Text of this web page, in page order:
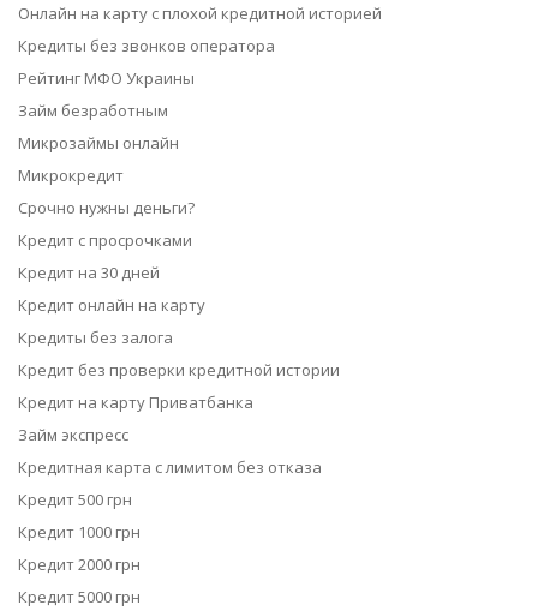
Онлайн на карту с плохой кредитной историей
Кредиты без звонков оператора
Рейтинг МФО Украины
Займ безработным
Микрозаймы онлайн
Микрокредит
Срочно нужны деньги?
Кредит с просрочками
Кредит на 30 дней
Кредит онлайн на карту
Кредиты без залога
Кредит без проверки кредитной истории
Кредит на карту Приватбанка
Займ экспресс
Кредитная карта с лимитом без отказа
Кредит 500 грн
Кредит 1000 грн
Кредит 2000 грн
Кредит 5000 грн